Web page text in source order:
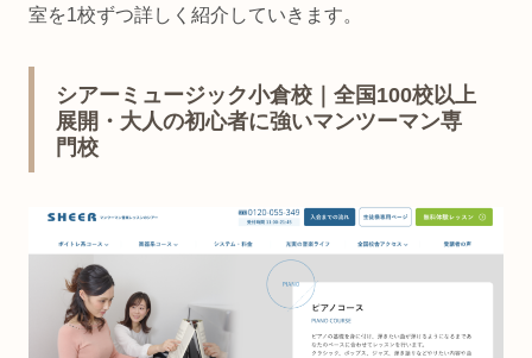
室を1校ずつ詳しく紹介していきます。
シアーミュージック小倉校｜全国100校以上
展開・大人の初心者に強いマンツーマン専
門校